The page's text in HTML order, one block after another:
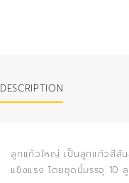
DESCRIPTION
ลูกแก้วใหญ่ เป็นลูกแก้วสีสัน
แข็งแรง โดยชุดนี้บรรจุ 10